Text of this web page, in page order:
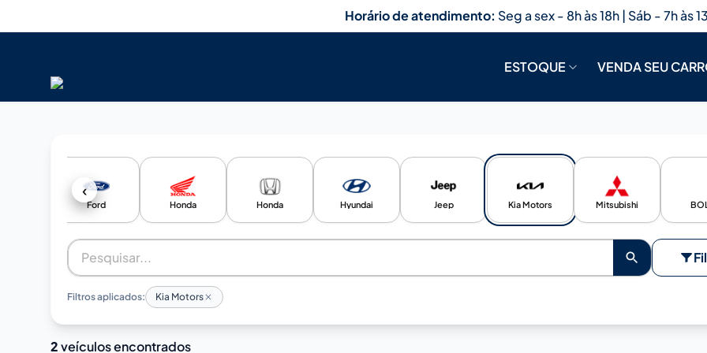
Horário de atendimento: Seg a sex - 8h às 18h | Sáb - 7h às
ESTOQUE VENDA SEU
‹
Ford Honda Honda Hyundai Jeep Kia Motors Mitsubishi
Filtros aplicados: Kia Motors
2veículos encontrados